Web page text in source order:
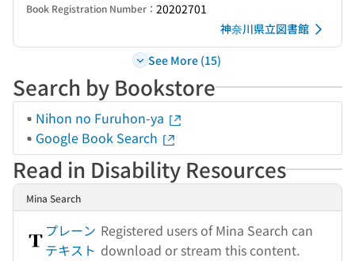
Book Registration Number： 20202701
神奈川県立図書館
See More (15)
Search by Bookstore
Nihon no Furuhon-ya
Google Book Search
Read in Disability Resources
Mina Search
プレーン
テキスト
Registered users of Mina Search can
download or stream this content.